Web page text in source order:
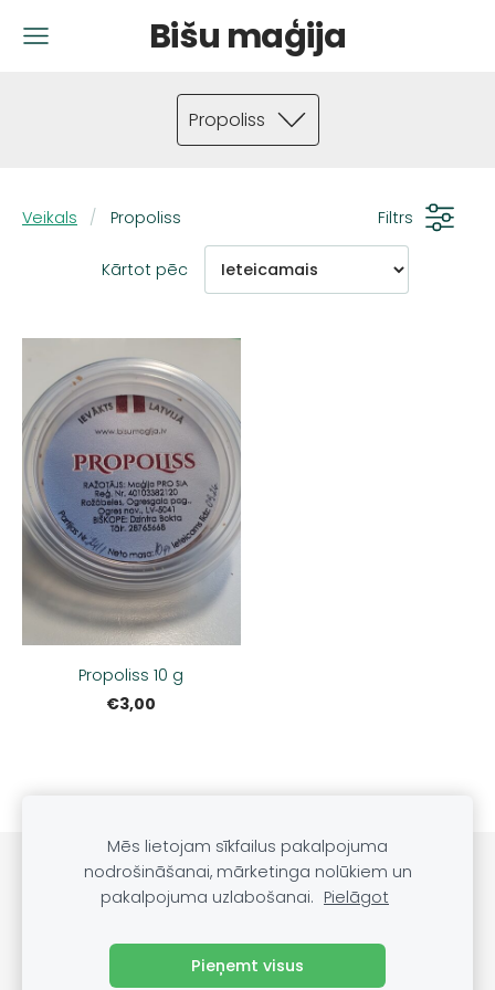
Bišu maģija
Propoliss
Veikals Propoliss Filtrs
Kārtot pēc
Propoliss 10 g
€3,00
Noteikumi
Kontakti
Sveču lietošanas noteikumi
Sīkdatnes
Mēs lietojam sīkfailus pakalpojuma
nodrošināšanai, mārketinga nolūkiem un
pakalpojuma uzlabošanai. Pielāgot
Pieņemt visus